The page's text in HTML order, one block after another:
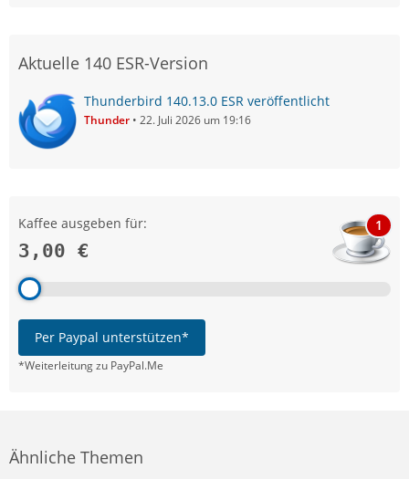
Aktuelle 140 ESR-Version
Thunderbird 140.13.0 ESR veröffentlicht
Thunder 22. Juli 2026 um 19:16
Kaffee ausgeben für:
3,00 €
1
Per Paypal unterstützen*
*Weiterleitung zu PayPal.Me
Ähnliche Themen